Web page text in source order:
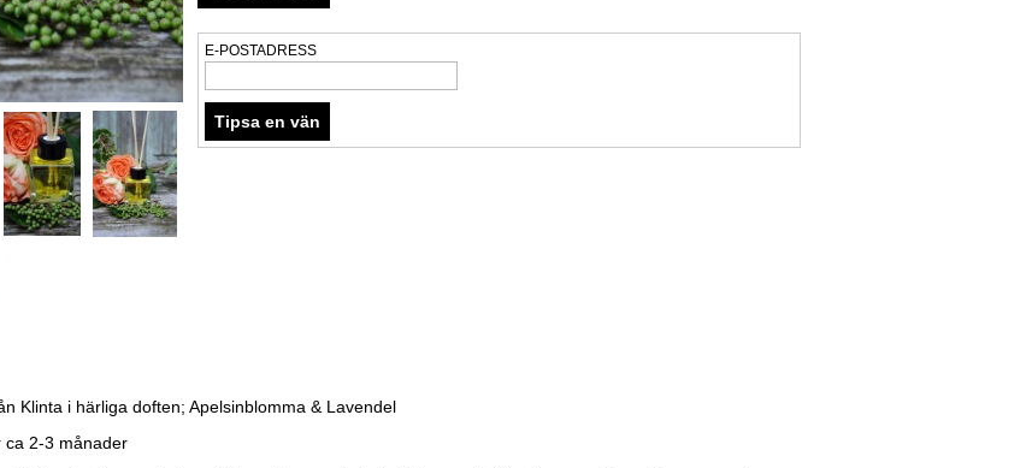
E-POSTADRESS
Klinta i härliga doften; Apelsinblomma & Lavendel
ca 2-3 månader